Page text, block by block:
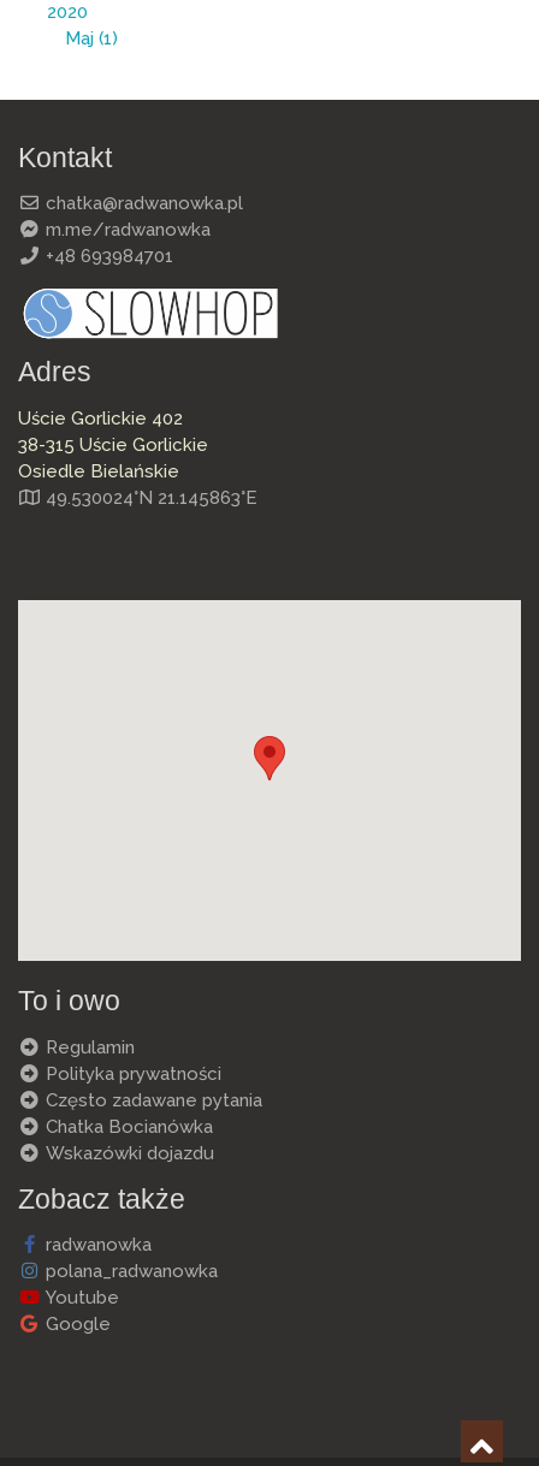
2020
Maj (1)
To i owo
Regulamin
Polityka prywatności
Często zadawane pytania
Chatka Bocianówka
Wskazówki dojazdu
Zobacz także
radwanowka
polana_radwanowka
Youtube
Google
Kontakt
chatka@radwanowka.pl
m.me/radwanowka
+48 693984701
Adres
Uście Gorlickie 402
38-315 Uście Gorlickie
Osiedle Bielańskie
49.530024°N 21.145863°E